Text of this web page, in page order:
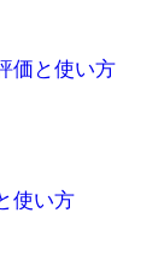
価と使い方
使い方